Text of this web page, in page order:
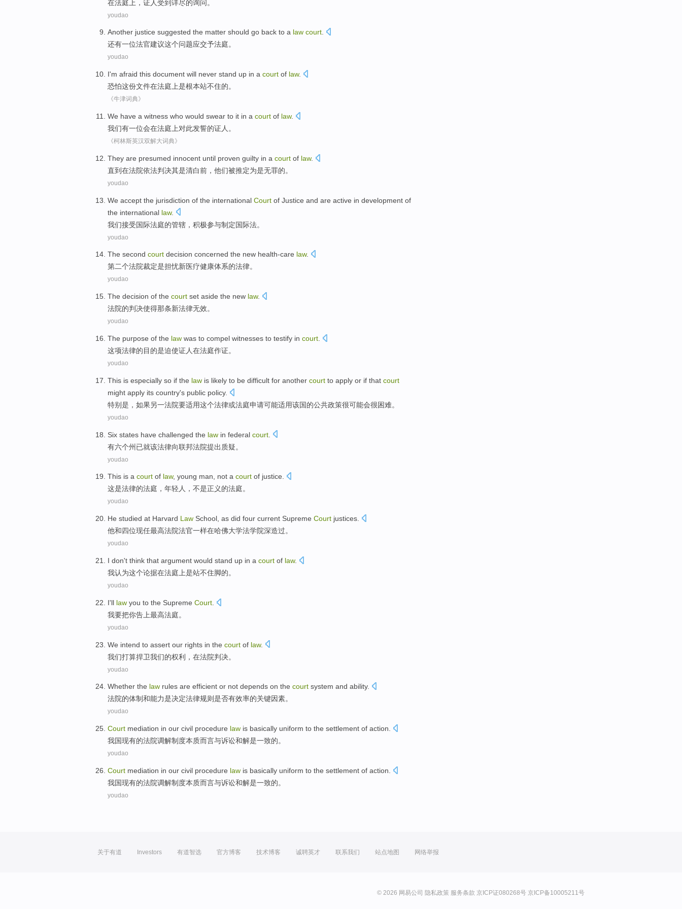
在法庭 上， 证人受到 详尽的询问。
youdao
Another justice suggested the matter should go back to a law court.
还有一位法官建议这个问题应交予法庭。
youdao
I'm afraid this document will never stand up in a court of law.
恐怕这份文件在法庭上是根本站不住的。
《牛津词典》
We have a witness who would swear to it in a court of law.
我们有一位会在法庭上对此发誓的证人 。
《柯林斯英汉双解大词典》
They are presumed innocent until proven guilty in a court of law.
直到在法院依法判决其是清白前， 他们被推定为是无罪的。
youdao
We accept the jurisdiction of the international Court of Justice and are active in development of
the international law.
我们接受国际法庭的管辖 ， 积极参与制定国际法。
youdao
The second court decision concerned the new health-care law.
第二个法院裁定是担忧新医疗健康体系的法律。
youdao
The decision of the court set aside the new law.
法院的判决使得那条新法律无效。
youdao
The purpose of the law was to compel witnesses to testify in court
这项法律的目的是迫使证人在法庭作证。
youdao
This is especially so if the law is likely to be difficult for another court to apply or if that court
might apply its country's public policy.
特别是 ， 如果另一法院要适用这个法律或法庭申请可能适用该国的公共政策很可能会很困难。
youdao
Six states have challenged the law in federal court
有六个州已就该法律向联邦法院提出 质疑。
youdao
This is a court of law, young man, not a court of justice.
这是法律的法庭 ， 年轻人 ， 不是正义的法庭。
youdao
He studied at Harvard Law School as did four current Supreme Court justices
他和四位现任最高法院法官一样在哈佛大学法学院深造过。
youdao
I don't think that argument would stand up in a court of law.
我认为这个论据在法庭上是站不住脚的。
youdao
I'll law you to the Supreme Court
我要把你告上最高法庭。
youdao
We intend to assert our rights in the court of law.
我们打算捍卫我们的权利 ， 在法院判决。
youdao
Whether the law rules are efficient or not depends on the court system and ability.
法院的体制和能力是决定法律规则是否有效率的关键因素。
youdao
Court mediation in our civil procedure law is basically uniform to the settlement of action
我国现有的法院调解制度本质而言与诉讼和解是一致的。
youdao
Court mediation in our civil procedure law is basically uniform to the settlement of action
我国现有的法院调解制度本质而言与诉讼和解是一致的。
youdao
关于有道 Investors 有道智选 官方博客 技术博客 诚聘英才 联系我们 站点地图 网络举报
© 2026 网易公司 隐私政策 服务条款 京ICP证080268号 京ICP备10005211号